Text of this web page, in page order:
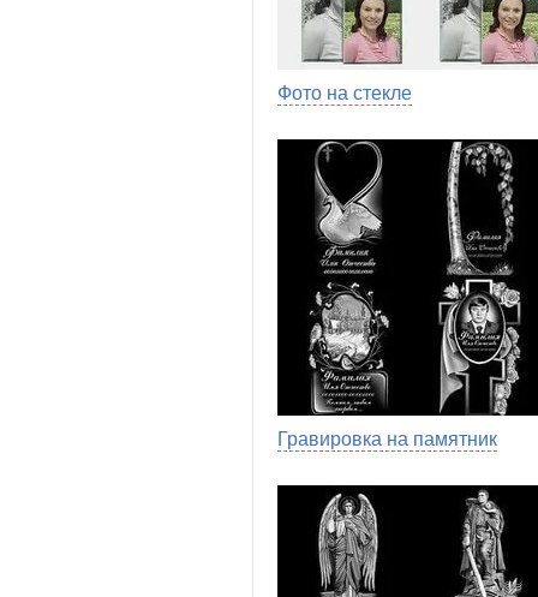
Фото на стекле
Гравировка на памятник